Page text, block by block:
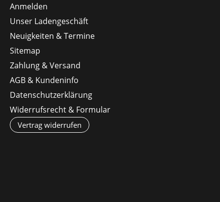
Anmelden
Unser Ladengeschäft
Neuigkeiten & Termine
Sitemap
Zahlung & Versand
AGB & Kundeninfo
Datenschutzerklärung
Widerrufsrecht & Formular
Vertrag widerrufen